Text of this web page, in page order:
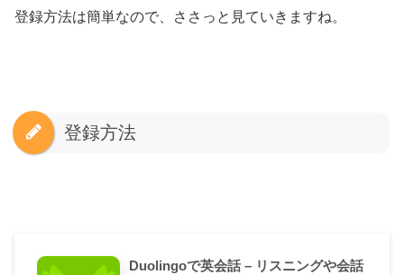
登録方法は簡単なので、ささっと見ていきますね。
登録方法
Duolingoで英会話 – リスニングや会話